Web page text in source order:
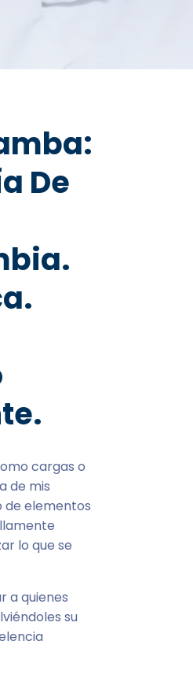
De
cargas o
de mis
de elementos
lo que se
a quienes
su